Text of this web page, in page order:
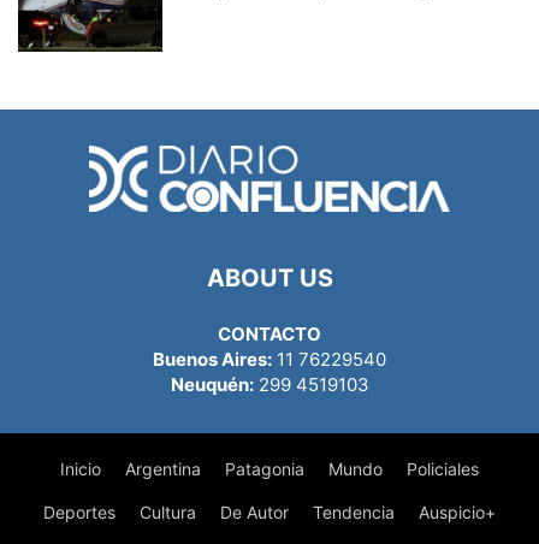
ABOUT US
CONTACTO
Buenos Aires: 11 76229540
Neuquén:299 4519103
Inicio Argentina Patagonia Mundo Policiales
Deportes Cultura De Autor Tendencia Auspicio+